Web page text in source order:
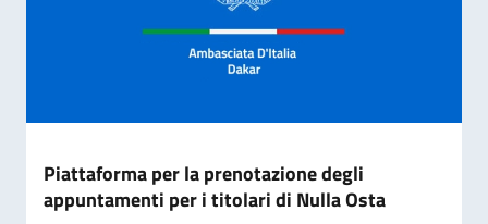
Piattaforma per la prenotazione degli
appuntamenti per i titolari di Nulla Osta